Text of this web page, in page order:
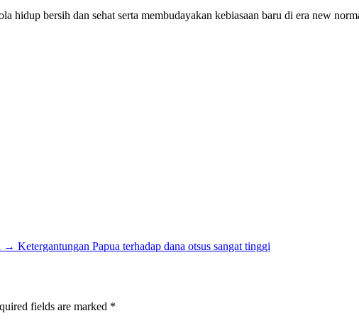
hidup bersih dan sehat serta membudayakan kebiasaan baru di era new
→ Ketergantungan Papua terhadap dana otsus sangat tinggi
fields are marked *